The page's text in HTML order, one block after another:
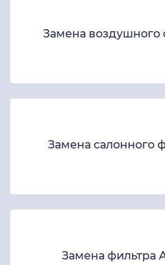
Замена воздушного
Замена салонного
Замена фильтра